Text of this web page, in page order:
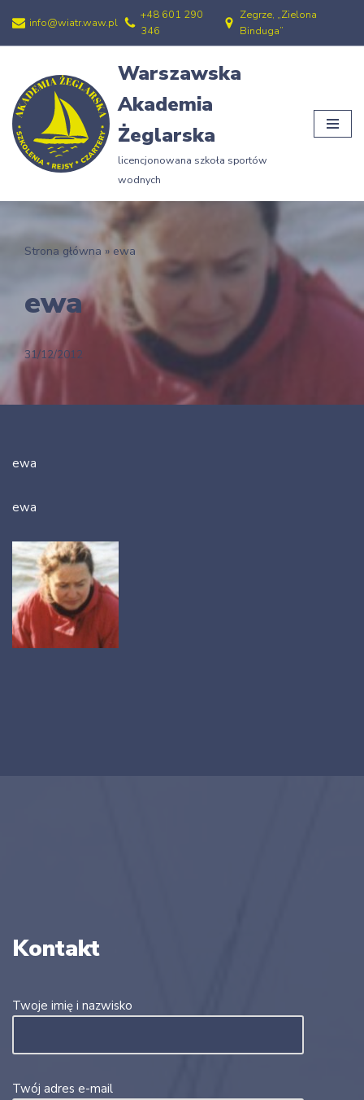
Przejdź
treści
info@wiatr.waw.pl
+48 601 290
346
Zegrze, „Zielona
Binduga”
Warszawska
Akademia
Żeglarska
licencjonowana szkoła sportów
wodnych
Strona główna » ewa
ewa
31/12/2012
ewa
ewa
Kontakt
Twoje imię i nazwisko
Twój adres e-mail